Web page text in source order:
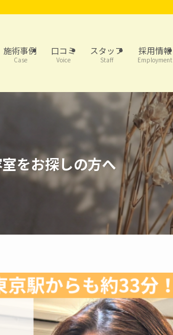
施術事例
Case
口コミ
Voice
スタッフ
Staff
採用情報
Employment
をお探しの方へ